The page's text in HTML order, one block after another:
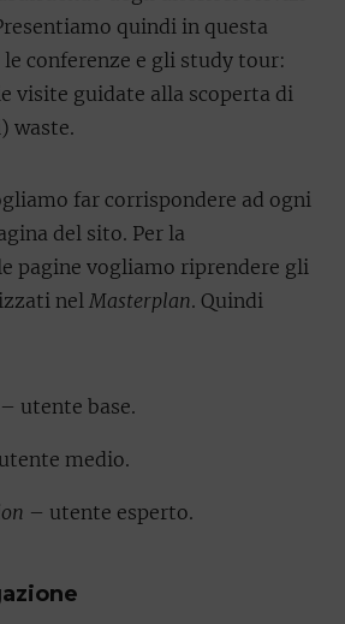
quindi in questa
conferenze e gli study tour:
visite guidate alla scoperta di
waste.
far corrispondere ad ogni
del sito. Per la
pagine vogliamo riprendere gli
nel Masterplan. Quindi
– utente base.
medio.
– utente esperto.